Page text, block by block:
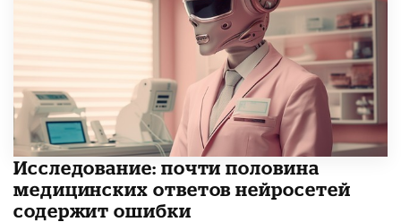
Исследование: почти половина
медицинских ответов нейросетей
содержит ошибки